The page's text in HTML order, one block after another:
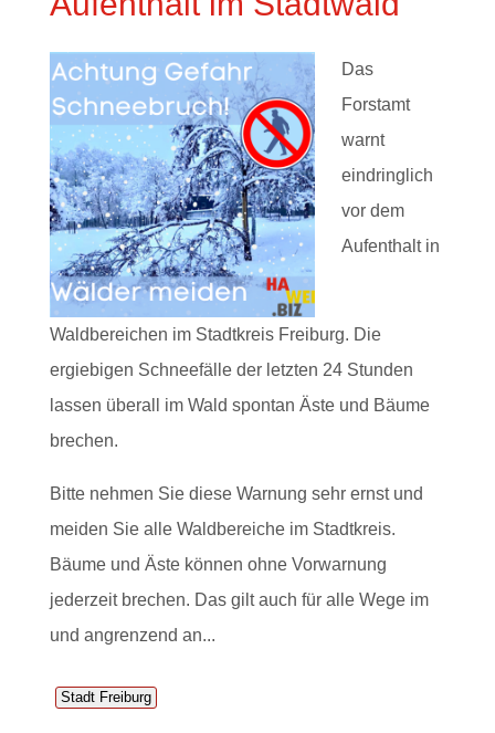
Das
Forstamt
warnt
eindringlich
vor dem
Aufenthalt in
Waldbereichen im Stadtkreis Freiburg. Die
ergiebigen Schneefälle der letzten 24 Stunden
lassen überall im Wald spontan Äste und Bäume
brechen.
Bitte nehmen Sie diese Warnung sehr ernst und
meiden Sie alle Waldbereiche im Stadtkreis.
Bäume und Äste können ohne Vorwarnung
jederzeit brechen. Das gilt auch für alle Wege im
und angrenzend an...
Stadt Freiburg